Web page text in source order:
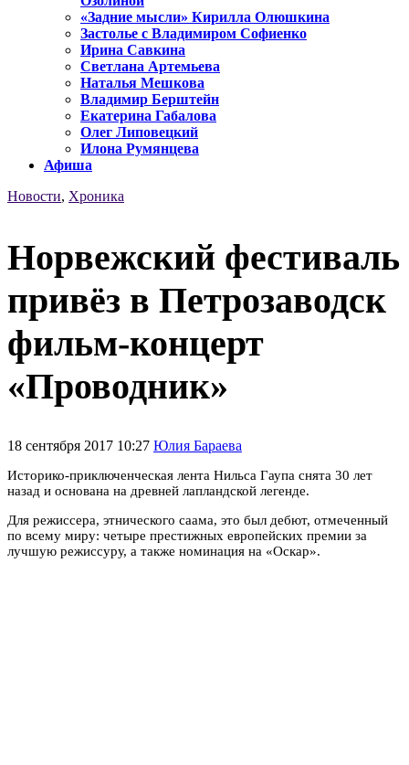
«Задние мысли» Кирилла Олюшкина
Застолье с Владимиром Софиенко
Ирина Савкина
Светлана Артемьева
Наталья Мешкова
Владимир Берштейн
Екатерина Габалова
Олег Липовецкий
Илона Румянцева
Афиша
Новости, Хроника
Норвежский фестиваль
привёз в Петрозаводск
фильм-концерт
«Проводник»
18 сентября 2017 10:27 Юлия Бараева
Историко-приключенческая лента Нильса Гаупа снята 30 лет
назад и основана на древней лапландской легенде.
Для режиссера, этнического саама, это был дебют, отмеченный
по всему миру: четыре престижных европейских премии за
лучшую режиссуру, а также номинация на «Оскар».